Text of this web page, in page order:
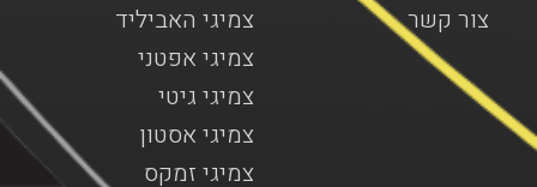
צמיגי האביליד
צמיגי אפטני
צמיגי גיטי
צמיגי אסטון
צמיגי זמקס
צור קשר